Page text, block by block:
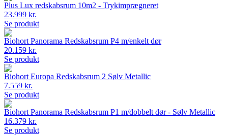
Plus Lux redskabsrum 10m2 - Trykimprægneret
23.999 kr.
Se produkt
Biohort Panorama Redskabsrum P4 m/enkelt dør
20.159 kr.
Se produkt
Biohort Europa Redskabsrum 2 Sølv Metallic
7.559 kr.
Se produkt
Biohort Panorama Redskabsrum P1 m/dobbelt dør - Sølv Metallic
16.379 kr.
Se produkt